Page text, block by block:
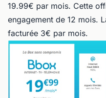
19.99€ par mois. Cette
engagement de 12 mois.
facturée 3€ par mois.